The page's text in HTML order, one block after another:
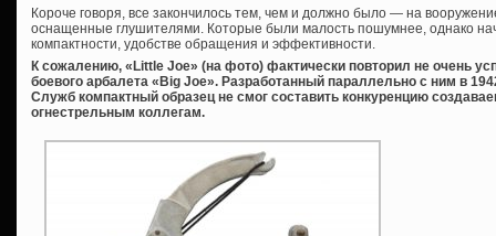
Короче говоря, все закончилось тем, чем и должно было — на
оснащенные глушителями. Которые были малость пошумнее, однако
компактности, удобстве обращения и эффективности.
К сожалению, «Little Joe» (на фото) фактически повторил не очень
боевого арбалета «Big Joe». Разработанный параллельно с ним в
Служб компактный образец не смог составить конкуренцию
огнестрельным коллегам.